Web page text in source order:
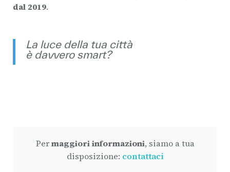
dal 2019.
La luce della tua città
è davvero smart?
Permaggiori informazioni, siamo a tua
disposizione: contattaci